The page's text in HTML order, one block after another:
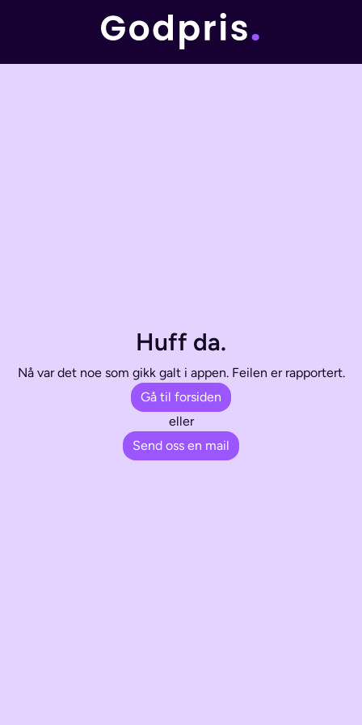
Huff da.
Nå var det noe som gikk galt i appen. Feilen er rapportert.
Gå til forsiden
eller
Send oss en mail